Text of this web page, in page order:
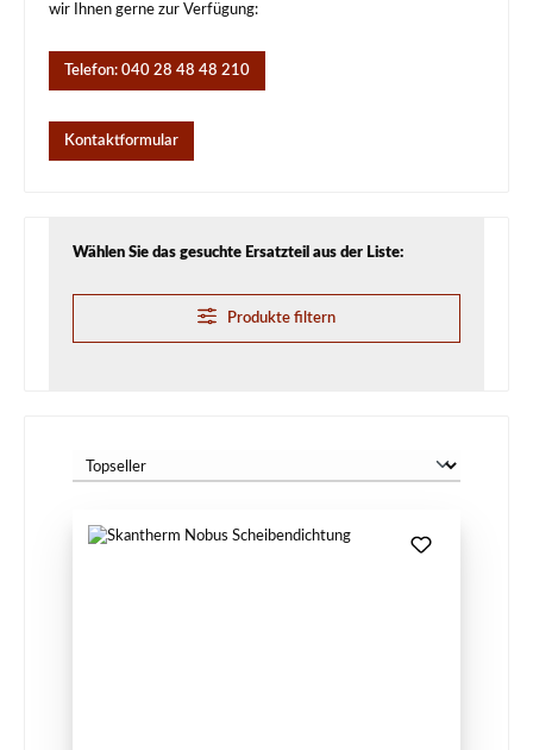
wir Ihnen gerne zur Verfügung:
Telefon: 040 28 48 48 210
Kontaktformular
Wählen Sie das gesuchte Ersatzteil aus der Liste:
Produkte filtern